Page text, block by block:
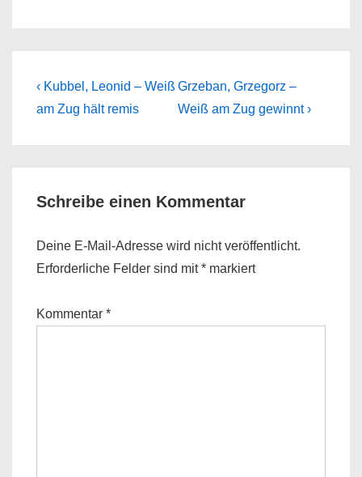
Beitragsnavigation
Previous
Post
‹ Kubbel, Leonid – Weiß
am Zug hält remis
Next
Post
Grzeban, Grzegorz –
Weiß am Zug gewinnt ›
Schreibe einen Kommentar
Deine E-Mail-Adresse wird nicht veröffentlicht.
Erforderliche Felder sind mit* markiert
Kommentar *